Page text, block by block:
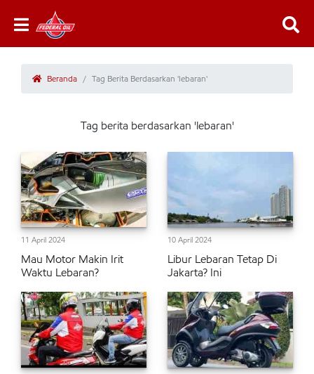
Beranda Tag Berita Berdasarkan 'lebaran'
Tag berita berdasarkan 'lebaran'
11 April 2024
Mau Motor Makin Irit
Waktu Lebaran?
10 April 2024
Libur Lebaran Tetap Di
Jakarta? Ini